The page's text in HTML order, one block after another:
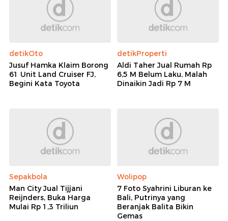
detikOto
Jusuf Hamka Klaim Borong
61 Unit Land Cruiser FJ,
Begini Kata Toyota
detikProperti
Aldi Taher Jual Rumah Rp
6,5 M Belum Laku, Malah
Dinaikin Jadi Rp 7 M
Sepakbola
Man City Jual Tijjani
Reijnders, Buka Harga
Mulai Rp 1,3 Triliun
Wolipop
7 Foto Syahrini Liburan ke
Bali, Putrinya yang
Beranjak Balita Bikin
Gemas